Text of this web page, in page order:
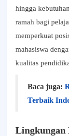
hingga
ramah bagi
memperkuat
mahasiswa
kualitas
Baca juga:
Terbaik
Lingkungan